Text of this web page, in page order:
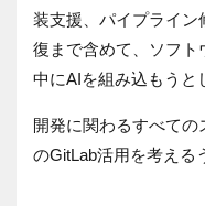
装支援、パイプライン
復まで含めて、ソフ
中にAIを組み込もうと
開発に関わるすべて
のGitLab活用を考える